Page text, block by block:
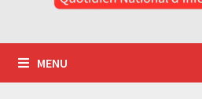
MENU